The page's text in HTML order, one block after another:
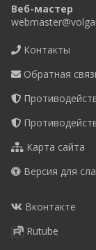
Веб-мастер
Контакты
Обратная
Карта сайта
Версия для
Вконтакте
Rutube